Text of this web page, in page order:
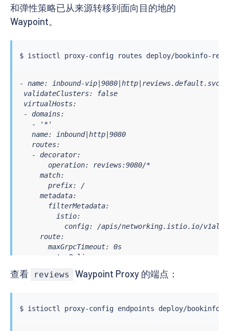
和弹性策略已从来源转移到面向目的地的
Waypoint。
$ istioctl proxy-config routes deploy/bookinfo-
- name: inbound-
validateClusters: false
virtualHosts:
- domains:
   - '*'
   name: inbound|http|9080
   routes:
   - decorator:
       operation: reviews:9080/*
     match:
       prefix: /
     metadata:
       filterMetadata:
         istio:
config: /apis/networking.istio.io/
     route:
       maxGrpcTimeout: 0s
       retryPolicy:
         numRetries: 2
         retryHostPredicate:
查看 reviews Waypoint Proxy 的端点：
$ istioctl